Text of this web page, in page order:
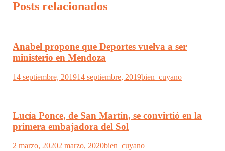
Posts relacionados
Anabel propone que Deportes vuelva a ser
ministerio en Mendoza
14 septiembre, 201914 septiembre, 2019bien_cuyano
Lucía Ponce, de San Martín, se convirtió en la
primera embajadora del Sol
2 marzo, 20202 marzo, 2020bien_cuyano